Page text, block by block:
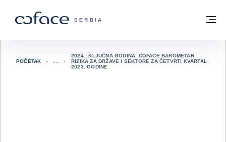
COFACE FOR TRADE - POČETNA
SERBIA
Povratak na početnu stranicu
POČETAK
2024.: KLJUČNA GODINA, COFACE BAROMETAR
RIZIKA ZA DRŽAVE I SEKTORE ZA ČETVRTI KVARTAL
2023. GODINE